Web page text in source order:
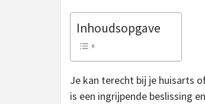
Inhoudsopgave
Je kan terecht bij je huisarts
is een ingrijpende beslissing